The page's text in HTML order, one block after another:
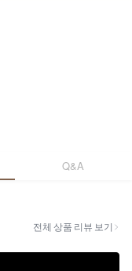
Q&A